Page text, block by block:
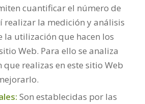
cuantificar el número de
realizar la medición y análisis
la utilización que hacen los
Web. Para ello se analiza
que realizas en este sitio Web
Son establecidas por las